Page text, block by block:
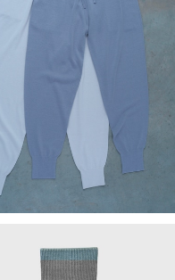
けるニットジョガーパンツ（
ニセックスサイズ）
¥19,800